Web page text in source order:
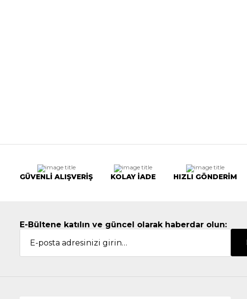
GÜVENLİ ALIŞVERİŞ KOLAY İADE HIZLI GÖNDERİM
E-Bültene katılın ve güncel olarak haberdar olun: